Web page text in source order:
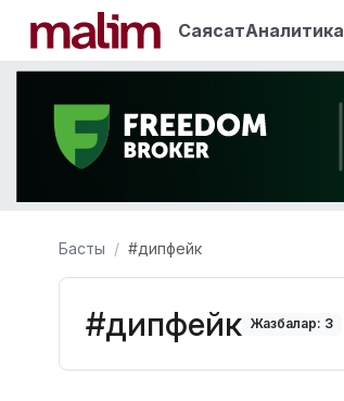
СаясатАналитика
Басты #дипфейк
#дипфейк Жазбалар: 3